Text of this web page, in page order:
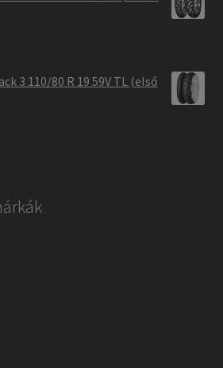
3 110/80 R 19 59V TL (első